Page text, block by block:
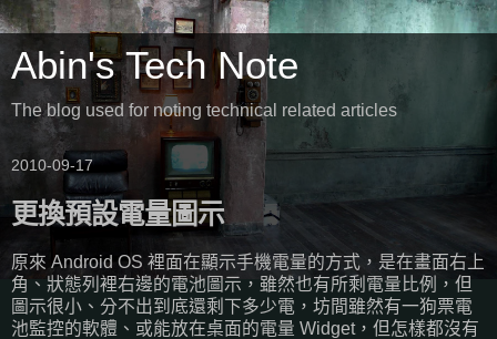
Abin's Tech Note
The blog used for noting technical related articles
2010-09-17
更換預設電量圖示
原來 Android OS 裡面在顯示手機電量的方式，是在畫面右上
角、狀態列裡右邊的電池圖示，雖然也有所剩電量比例，但
圖示很小、分不出到底還剩下多少電，坊間雖然有一狗票電
池監控的軟體、或能放在桌面的電量 Widget，但怎樣都沒有